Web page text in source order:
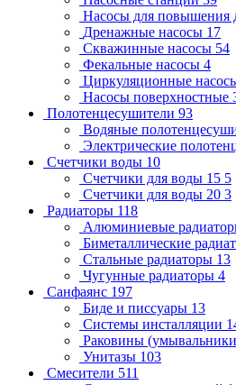
Насосы для повышения
Дренажные насосы 17
Скважинные насосы 54
Фекальные насосы 4
Циркуляционные
Насосы поверхностные
Полотенцесушители 93
Водяные
Электрические
Счетчики воды 10
Счетчики для воды 15 5
Счетчики для воды 20 3
Радиаторы 118
Алюминиевые
Биметаллические
Стальные радиаторы 13
Чугунные радиаторы 4
Санфаянс 197
Биде и писсуары 13
Системы инсталляции
Раковины
Унитазы 103
Смесители 511